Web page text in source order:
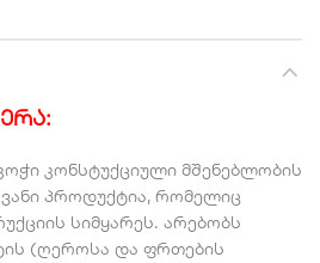
:
კონსტუქციული მშენებლობის
პროდუქტია, რომელიც
სიმყარეს. არებობს
(ღეროსა და ფრთების